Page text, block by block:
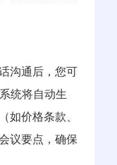
沟通后，您可
统将自动生
如价格条款、
议要点，确保